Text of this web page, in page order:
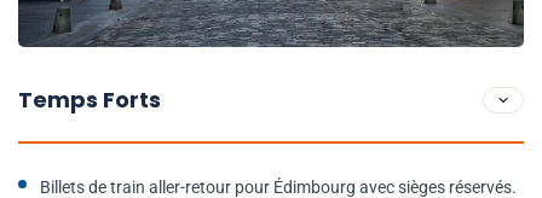
Temps Forts
Billets de train aller-retour pour Édimbourg avec sièges réservés.